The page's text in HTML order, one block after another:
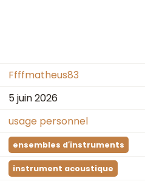
Ffffmatheus83
5 juin 2026
usage personnel
ensembles d′instruments
instrument acoustique